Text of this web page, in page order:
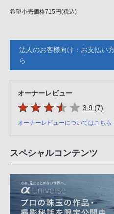
希望小売価格715円(税込)
法人のお客様向け：お支払い
ら
オーナーレビュー
5つの星の
3.9 (7件
)
オーナーレビューについてはこちら
スペシャルコンテンツ